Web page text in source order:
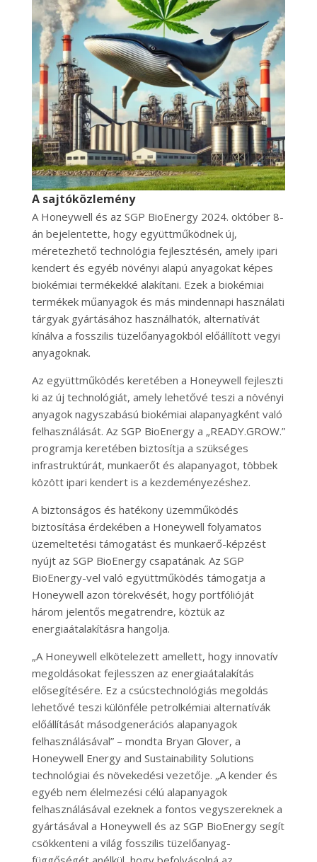
A sajtóközlemény
A Honeywell és az SGP BioEnergy 2024. október 8-
án bejelentette, hogy együttműködnek új,
méretezhető technológia fejlesztésén, amely ipari
kendert és egyéb növényi alapú anyagokat képes
biokémiai termékekké alakítani. Ezek a biokémiai
termékek műanyagok és más mindennapi használati
tárgyak gyártásához használhatók, alternatívát
kínálva a fosszilis tüzelőanyagokból előállított vegyi
anyagoknak.
Az együttműködés keretében a Honeywell fejleszti
ki az új technológiát, amely lehetővé teszi a növényi
anyagok nagyszabású biokémiai alapanyagként való
felhasználását. Az SGP BioEnergy a „READY.GROW.”
programja keretében biztosítja a szükséges
infrastruktúrát, munkaerőt és alapanyagot, többek
között ipari kendert is a kezdeményezéshez.
A biztonságos és hatékony üzemműködés
biztosítása érdekében a Honeywell folyamatos
üzemeltetési támogatást és munkaerő-képzést
nyújt az SGP BioEnergy csapatának. Az SGP
BioEnergy-vel való együttműködés támogatja a
Honeywell azon törekvését, hogy portfólióját
három jelentős megatrendre, köztük az
energiaátalakításra hangolja.
„A Honeywell elkötelezett amellett, hogy innovatív
megoldásokat fejlesszen az energiaátalakítás
elősegítésére. Ez a csúcstechnológiás megoldás
lehetővé teszi különféle petrolkémiai alternatívák
előállítását másodgenerációs alapanyagok
felhasználásával” – mondta Bryan Glover, a
Honeywell Energy and Sustainability Solutions
technológiai és növekedési vezetője. „A kender és
egyéb nem élelmezési célú alapanyagok
felhasználásával ezeknek a fontos vegyszereknek a
gyártásával a Honeywell és az SGP BioEnergy segít
csökkenteni a világ fosszilis tüzelőanyag-